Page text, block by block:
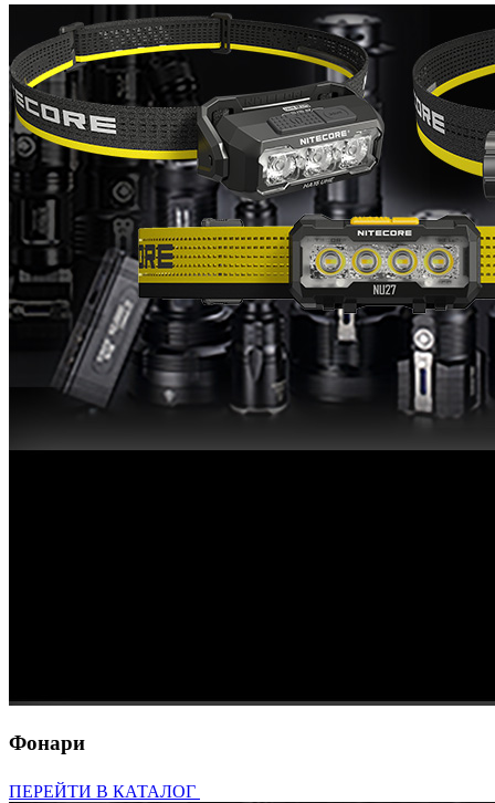
Фонари
ПЕРЕЙТИ В КАТАЛОГ